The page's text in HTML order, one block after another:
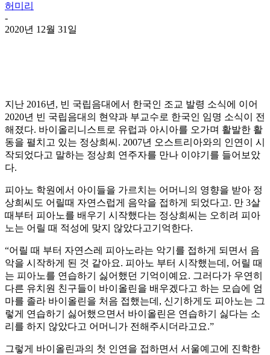
허미리
-
2020년 12월 31일
지난 2016년, 빈 국립음대에서 한국인 조교 발령 소식에 이어
2020년 빈 국립음대의 현약과 부교수로 한국인 임명 소식이 전
해졌다. 바이올리니스트로 유럽과 아시아를 오가며 활발한 활
동을 펼치고 있는 정상희씨. 2007년 오스트리아와의 인연이 시
작되었다고 말하는 정상희 연주자를 만나 이야기를 들어보았
다.
피아노 학원에서 아이들을 가르치는 어머니의 영향을 받아 정
상희씨도 어릴때 자연스럽게 음악을 접하게 되었다고. 만 3살
때부터 피아노를 배우기 시작했다는 정상희씨는 오히려 피아
노는 어릴 때 적성에 맞지 않았다고기억한다.
“어릴 때 부터 자연스레 피아노라는 악기를 접하게 되면서 음
악을 시작하게 된 것 같아요. 피아노 부터 시작했는데, 어릴 때
는 피아노를 연습하기 싫어했던 기억이예요. 그러다가 우연히
다른 유치원 친구들이 바이올린을 배우겠다고 하는 모습에 엄
마를 졸라 바이올린을 처음 접했는데, 신기하게도 피아노는 그
렇게 연습하기 싫어했으면서 바이올린은 연습하기 싫다는 소
리를 하지 않았다고 어머니가 전해주시더라고요.”
그렇게 바이올린과의 첫 인연을 접하면서 서울예고에 진학한